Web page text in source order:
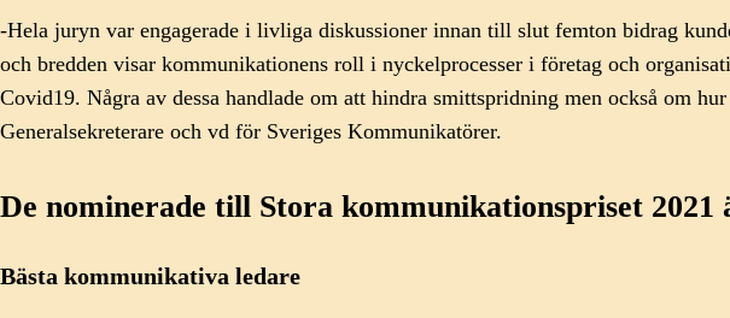
-Hela juryn var engagerade i livliga diskussioner innan till slut femton bidrag
och bredden visar kommunikationens roll i nyckelprocesser i företag och
Covid19. Några av dessa handlade om att hindra smittspridning men också om
Generalsekreterare och vd för Sveriges Kommunikatörer.
De nominerade till Stora kommunikationspriset 2021
Bästa kommunikativa ledare